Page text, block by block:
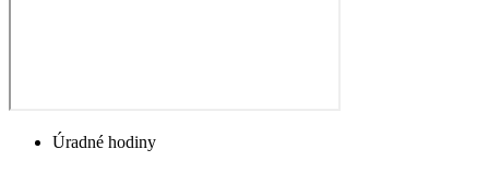
Úradné hodiny